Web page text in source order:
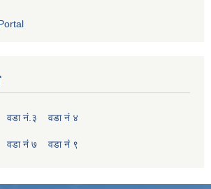
वडा नं.३ वडा नं ४
वडा नं ७ वडा नं ९